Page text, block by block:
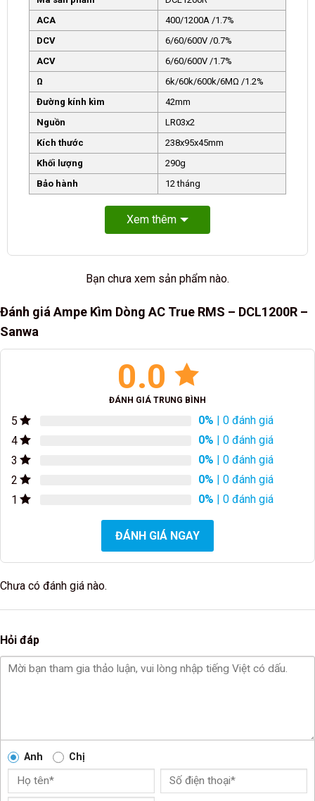
ACA
400/1200A /1.7%
DCV
6/60/600V /0.7%
ACV
6/60/600V /1.7%
Ω
6k/60k/600k/6MΩ /1.2%
Đường kính kìm
42mm
Nguồn
LR03x2
Kích thước
238x95x45mm
Khối lượng
290g
Bảo hành
12 tháng
Xem thêm
Bạn chưa xem sản phẩm nào.
Đánh giá Ampe Kìm Dòng AC True RMS – DCL1200R –
Sanwa
0.0
ĐÁNH GIÁ TRUNG BÌNH
5 0% | 0 đánh giá
4
0% | 0 đánh giá
3
0% | 0 đánh giá
2
0% | 0 đánh giá
1
0% | 0 đánh giá
ĐÁNH GIÁ NGAY
Chưa có đánh giá nào.
Hỏi đáp
Anh Chị